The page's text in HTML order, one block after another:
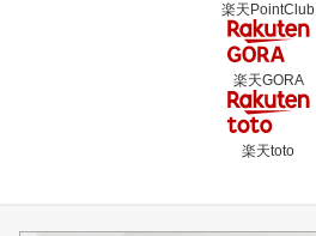
楽天PointClub
楽天GORA
楽天toto